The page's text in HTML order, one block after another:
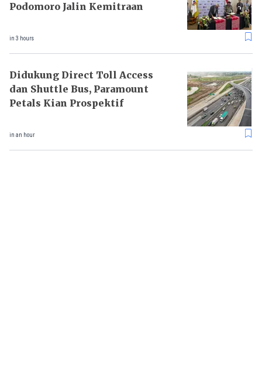
Podomoro Jalin Kemitraan
in 3 hours
Didukung Direct Toll Access
dan Shuttle Bus, Paramount
Petals Kian Prospektif
in an hour